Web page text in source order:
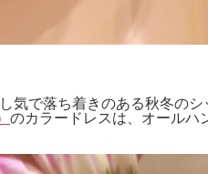
で落ち着きのある秋冬の
のカラードレスは、オールハ